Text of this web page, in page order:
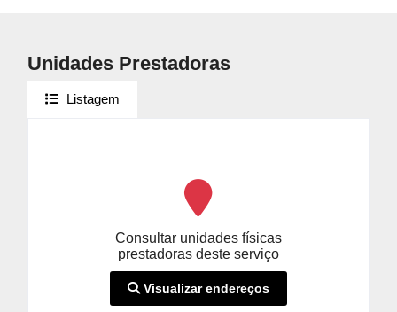
Unidades Prestadoras
Listagem
Consultar unidades físicas
prestadoras deste serviço
Visualizar endereços